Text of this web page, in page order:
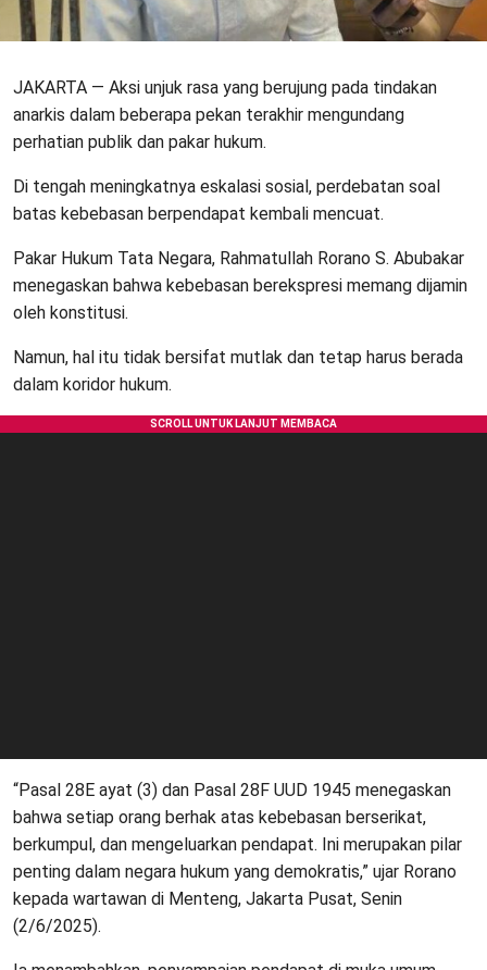
JAKARTA — Aksi unjuk rasa yang berujung pada tindakan
anarkis dalam beberapa pekan terakhir mengundang
perhatian publik dan pakar hukum.
Di tengah meningkatnya eskalasi sosial, perdebatan soal
batas kebebasan berpendapat kembali mencuat.
Pakar Hukum Tata Negara, Rahmatullah Rorano S. Abubakar
menegaskan bahwa kebebasan berekspresi memang dijamin
oleh konstitusi.
Namun, hal itu tidak bersifat mutlak dan tetap harus berada
dalam koridor hukum.
“Pasal 28E ayat (3) dan Pasal 28F UUD 1945 menegaskan
bahwa setiap orang berhak atas kebebasan berserikat,
berkumpul, dan mengeluarkan pendapat. Ini merupakan pilar
penting dalam negara hukum yang demokratis,” ujar Rorano
kepada wartawan di Menteng, Jakarta Pusat, Senin
(2/6/2025).